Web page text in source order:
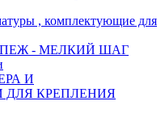
, комплектующие для
- МЕЛКИЙ ШАГ
И
КРЕПЛЕНИЯ